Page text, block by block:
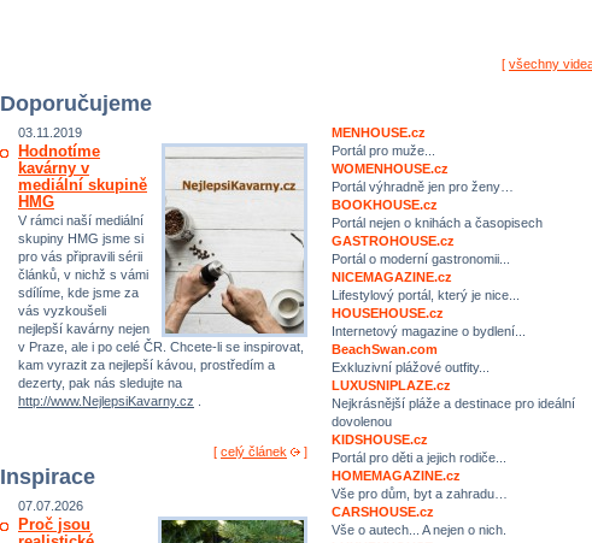
[ všechny
Doporučujeme
03.11.2019
Hodnotíme
kavárny v
mediální skupině
HMG
V rámci naší mediální
skupiny HMG jsme si
pro vás připravili sérii
článků, v nichž s vámi
sdílíme, kde jsme za
vás vyzkoušeli
nejlepší kavárny nejen
v Praze, ale i po celé ČR. Chcete-li se inspirovat,
kam vyrazit za nejlepší kávou, prostředím a
dezerty, pak nás sledujte na
http://www.NejlepsiKavarny.cz
[ celý článek ]
Inspirace
07.07.2026
Proč jsou
MENHOUSE.cz
Portál pro muže...
WOMENHOUSE.cz
Portál výhradně jen pro ženy…
BOOKHOUSE.cz
Portál nejen o knihách a časopisech
GASTROHOUSE.cz
Portál o moderní gastronomii...
NICEMAGAZINE.cz
Lifestylový portál, který je nice...
HOUSEHOUSE.cz
Internetový magazine o bydlení...
BeachSwan.com
Exkluzivní plážové outfity...
LUXUSNIPLAZE.cz
Nejkrásnější pláže a destinace pro ideální
dovolenou
KIDSHOUSE.cz
Portál pro děti a jejich rodiče...
HOMEMAGAZINE.cz
Vše pro dům, byt a zahradu…
CARSHOUSE.cz
Vše o autech... A nejen o nich.